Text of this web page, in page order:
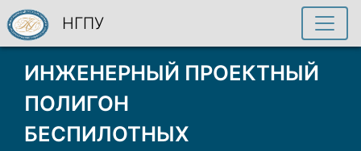
ИНЖЕНЕРНЫЙ ПРОЕКТНЫЙ
ПОЛИГОН
БЕСПИЛОТНЫХ
НГПУ